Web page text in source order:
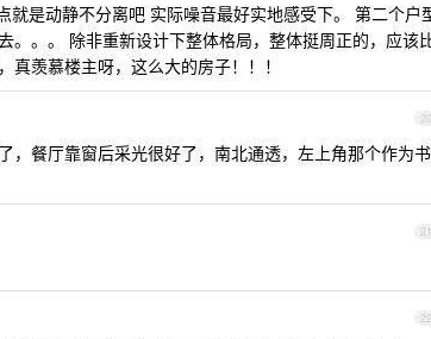
是动静不分离吧 实际噪音最好实地感受下。 第二个户
。。。 除非重新设计下整体格局，整体挺周正的，应该
羡慕楼主呀，这么大的房子！！！
20
，餐厅靠窗后采光很好了，南北通透，左上角那个作为书
21
22